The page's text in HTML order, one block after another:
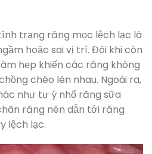
trạng răng mọc lệch lạc là
hoặc sai vị trí. Đôi khi còn
hẹp khiến các răng không
chéo lên nhau. Ngoài ra,
như tự ý nhổ răng sữa
răng nên dẫn tới răng
lệch lạc.